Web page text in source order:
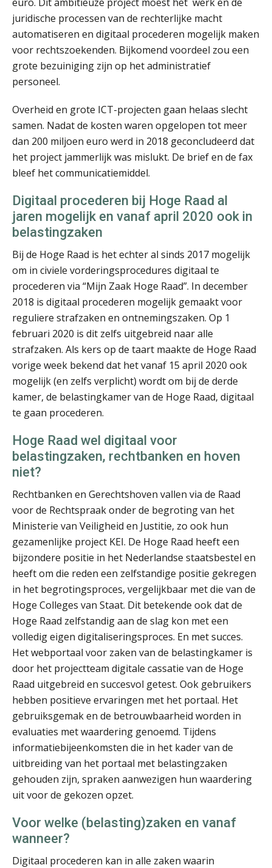
juridische processen van de rechterlijke macht
automatiseren en digitaal procederen mogelijk maken
voor rechtszoekenden. Bijkomend voordeel zou een
grote bezuiniging zijn op het administratief
personeel.
Overheid en grote ICT-projecten gaan helaas slecht
samen. Nadat de kosten waren opgelopen tot meer
dan 200 miljoen euro werd in 2018 geconcludeerd dat
het project jammerlijk was mislukt. De brief en de fax
bleef het communicatiemiddel.
Digitaal procederen bij Hoge Raad al
jaren mogelijk en vanaf april 2020 ook in
belastingzaken
Bij de Hoge Raad is het echter al sinds 2017 mogelijk
om in civiele vorderingsprocedures digitaal te
procederen via “Mijn Zaak Hoge Raad”. In december
2018 is digitaal procederen mogelijk gemaakt voor
reguliere strafzaken en ontnemingszaken. Op 1
februari 2020 is dit zelfs uitgebreid naar alle
strafzaken. Als kers op de taart maakte de Hoge Raad
vorige week bekend dat het vanaf 15 april 2020 ook
mogelijk (en zelfs verplicht) wordt om bij de derde
kamer, de belastingkamer van de Hoge Raad, digitaal
te gaan procederen.
Hoge Raad wel digitaal voor
belastingzaken, rechtbanken en hoven
niet?
Rechtbanken en Gerechtshoven vallen via de Raad
voor de Rechtspraak onder de begroting van het
Ministerie van Veiligheid en Justitie, zo ook hun
gezamenlijke project KEI. De Hoge Raad heeft een
bijzondere positie in het Nederlandse staatsbestel en
heeft om die reden een zelfstandige positie gekregen
in het begrotingsproces, vergelijkbaar met die van de
Hoge Colleges van Staat. Dit betekende ook dat de
Hoge Raad zelfstandig aan de slag kon met een
volledig eigen digitaliseringsproces. En met succes.
Het webportaal voor zaken van de belastingkamer is
door het projectteam digitale cassatie van de Hoge
Raad uitgebreid en succesvol getest. Ook gebruikers
hebben positieve ervaringen met het portaal. Het
gebruiksgemak en de betrouwbaarheid worden in
evaluaties met waardering genoemd. Tijdens
informatiebijeenkomsten die in het kader van de
uitbreiding van het portaal met belastingzaken
gehouden zijn, spraken aanwezigen hun waardering
uit voor de gekozen opzet.
Voor welke (belasting)zaken en vanaf
wanneer?
Digitaal procederen kan in alle zaken waarin
Martijn Bedaux
Willem Veldhuizen RE RTAP
mr. Carola van Vilsteren
Ron Mulder
Jeroen Bijl
Jacqueline Nietveld
mr. Reinder de Jong
Sazas Adviseur Inkomen